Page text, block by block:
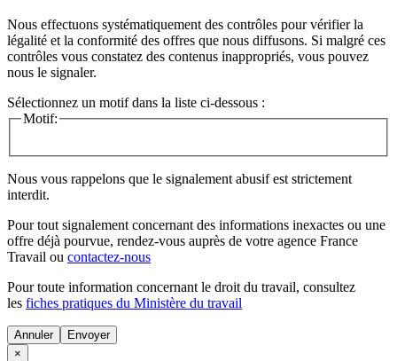
Nous effectuons systématiquement des contrôles pour vérifier la
légalité et la conformité des offres que nous diffusons. Si malgré ces
contrôles vous constatez des contenus inappropriés, vous pouvez
nous le signaler.
Sélectionnez un motif dans la liste ci-dessous :
Motif:
Nous vous rappelons que le signalement abusif est strictement
interdit.
Pour tout signalement concernant des informations inexactes ou une
offre déjà pourvue, rendez-vous auprès de votre agence France
Travail ou contactez-nous
Pour toute information concernant le droit du travail, consultez
les fiches pratiques du Ministère du travail
Annuler
×